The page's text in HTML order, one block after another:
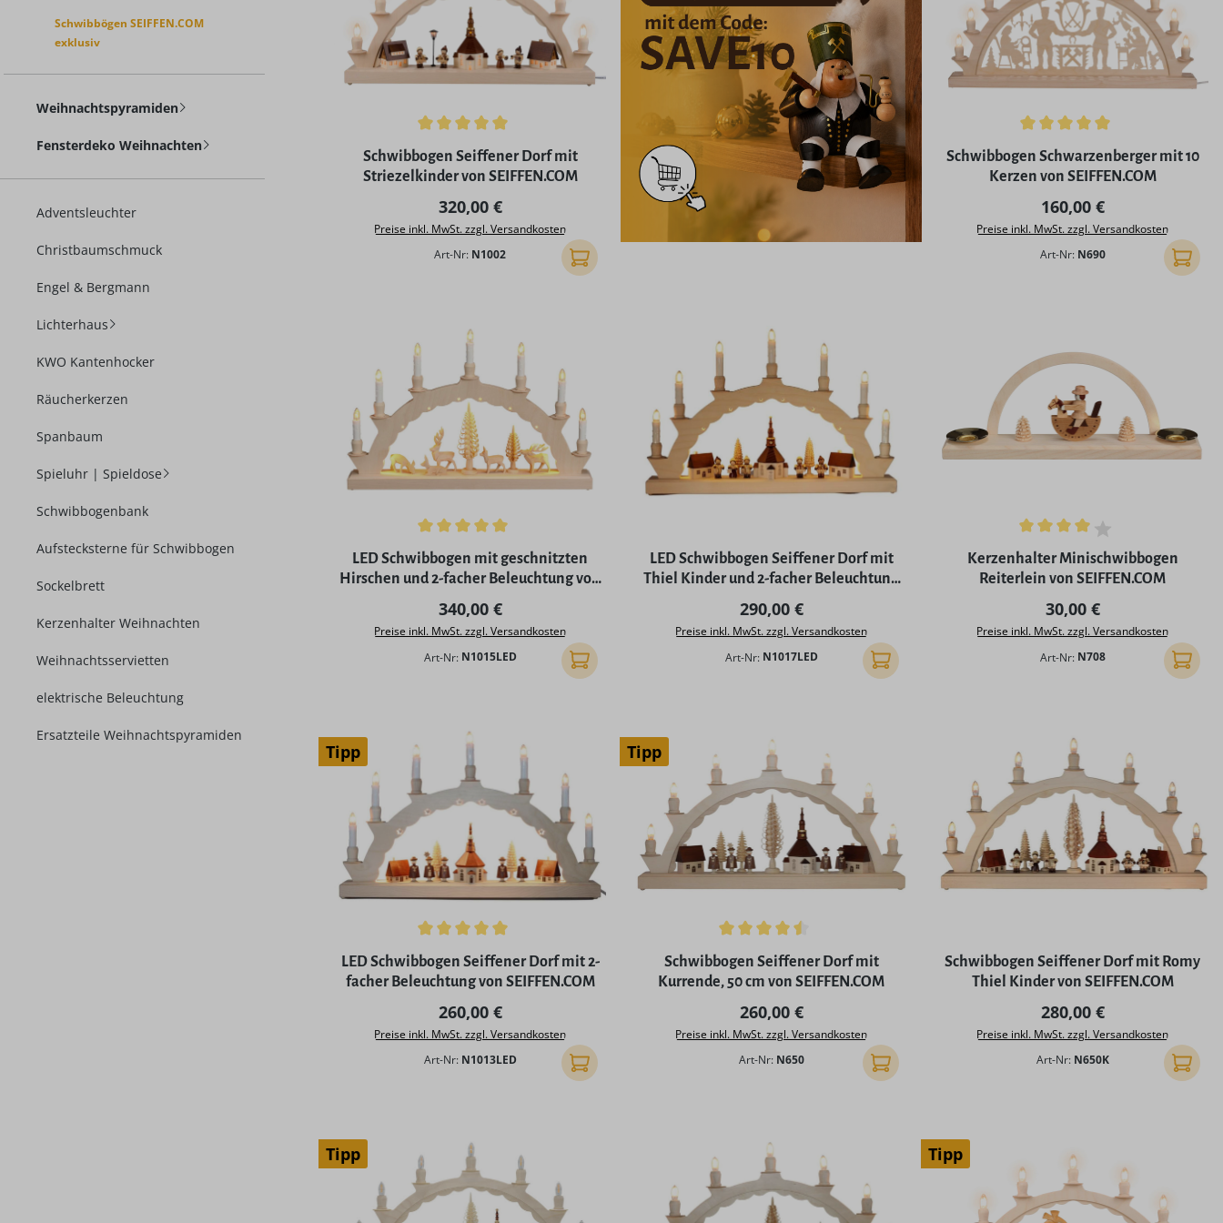
Schwibbögen SEIFFEN.COM
exklusiv
Weihnachtspyramiden
Fensterdeko Weihnachten
Adventsleuchter
Christbaumschmuck
Engel & Bergmann
Lichterhaus
KWO Kantenhocker
Räucherkerzen
Spanbaum
Spieluhr | Spieldose
Schwibbogenbank
Aufstecksterne für Schwibbogen
Sockelbrett
Kerzenhalter Weihnachten
Weihnachtsservietten
elektrische Beleuchtung
Ersatzteile Weihnachtspyramiden
Durchschnittliche Bewertung von 5 von 5 Sternen
Schwibbogen Seiffener Dorf mit
Striezelkinder von SEIFFEN.COM
Regulärer Preis:
320,00 €
Preise inkl. MwSt. zzgl. Versandkosten
Art-Nr: N1002 In den Warenkorb
Durchschnittliche Bewertung von 5 von
Schwibbogen Schwarzenberger mit 10
Kerzen von SEIFFEN.COM
Regulärer Preis:
160,00 €
Preise inkl. MwSt. zzgl. Versandkosten
Art-Nr: N690 In den
Durchschnittliche Bewertung von 5 von 5 Sternen
LED Schwibbogen mit geschnitzten
Hirschen und 2-facher Beleuchtung von
Regulärer Preis:
340,00 €
Preise inkl. MwSt. zzgl. Versandkosten
Art-Nr: N1015LED In den Warenkorb
LED Schwibbogen Seiffener Dorf mit
Thiel Kinder und 2-facher Beleuchtung
Regulärer Preis:
290,00 €
Preise inkl. MwSt. zzgl. Versandkosten
Art-Nr: N1017LED In den Warenkorb
Durchschnittliche Bewertung von 4 von
Kerzenhalter Minischwibbogen
Reiterlein von SEIFFEN.COM
Regulärer Preis:
30,00 €
Preise inkl. MwSt. zzgl. Versandkosten
Art-Nr: N708 In den
Tipp
Durchschnittliche Bewertung von 5 von 5 Sternen
LED Schwibbogen Seiffener Dorf mit 2-
facher Beleuchtung von SEIFFEN.COM
Regulärer Preis:
260,00 €
Preise inkl. MwSt. zzgl. Versandkosten
Art-Nr: N1013LED In den Warenkorb
Tipp
Durchschnittliche Bewertung von 4.5 von 5 Sternen
Schwibbogen Seiffener Dorf mit
Kurrende, 50 cm von SEIFFEN.COM
Regulärer Preis:
260,00 €
Preise inkl. MwSt. zzgl. Versandkosten
Art-Nr: N650 In den Warenkorb
Schwibbogen Seiffener Dorf mit Romy
Thiel Kinder von SEIFFEN.COM
Regulärer Preis:
280,00 €
Preise inkl. MwSt. zzgl. Versandkosten
Art-Nr: N650K In den
Tipp Tipp